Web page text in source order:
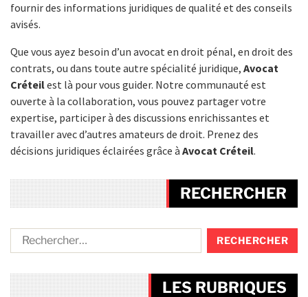
fournir des informations juridiques de qualité et des conseils
avisés.
Que vous ayez besoin d’un avocat en droit pénal, en droit des
contrats, ou dans toute autre spécialité juridique, Avocat
Créteilest là pour vous guider. Notre communauté est
ouverte à la collaboration, vous pouvez partager votre
expertise, participer à des discussions enrichissantes et
travailler avec d’autres amateurs de droit. Prenez des
décisions juridiques éclairées grâce à Avocat Créteil.
RECHERCHER
LES RUBRIQUES